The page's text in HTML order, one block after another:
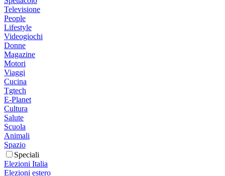
Televisione
People
Lifestyle
Videogiochi
Donne
Magazine
Motori
Viaggi
Cucina
Tgtech
E-Planet
Cultura
Salute
Scuola
Animali
Spazio
Speciali
Elezioni Italia
Elezioni estero